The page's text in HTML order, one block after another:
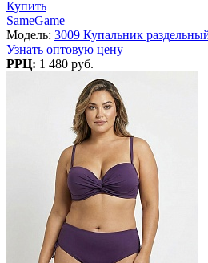
Купить
SameGame
Модель: 3009 Купальник
Узнать оптовую цену
РРЦ: 1 480 руб.